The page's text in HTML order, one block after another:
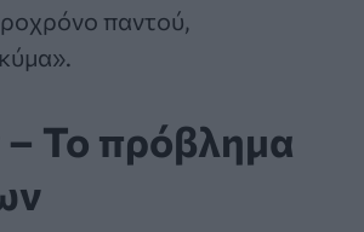
παντού,
– Το πρόβλημα